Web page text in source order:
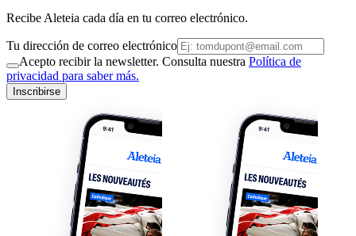
Recibe Aleteia cada día en tu correo electrónico.
Tu dirección de correo electrónico
Acepto recibir la newsletter. Consulta nuestra Política de
privacidad para saber más.
Inscribirse